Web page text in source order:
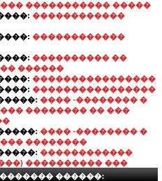
����������� �����
������������
������������
���������� ��
������
����������������
����������������
���� -�������� �
�������� �� ���
���� -�������� �
��������
������������
���������� ���
������: